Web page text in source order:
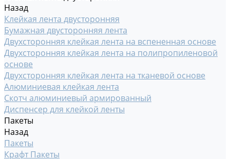
Назад
Клейкая лента двусторонняя
Бумажная двусторонняя лента
Двухсторонняя клейкая лента на вспененная основе
Двухсторонняя клейкая лента на полипропиленовой
основе
Двухсторонняя клейкая лента на тканевой основе
Алюминиевая клейкая лента
Скотч алюминиевый армированный
Диспенсер для клейкой ленты
Пакеты
Назад
Пакеты
Крафт Пакеты